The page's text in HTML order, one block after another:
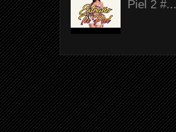
Piel 2 #...